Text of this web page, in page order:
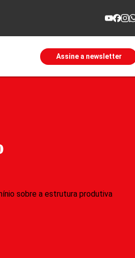
Assine a newsletter
sobre a estrutura produtiva